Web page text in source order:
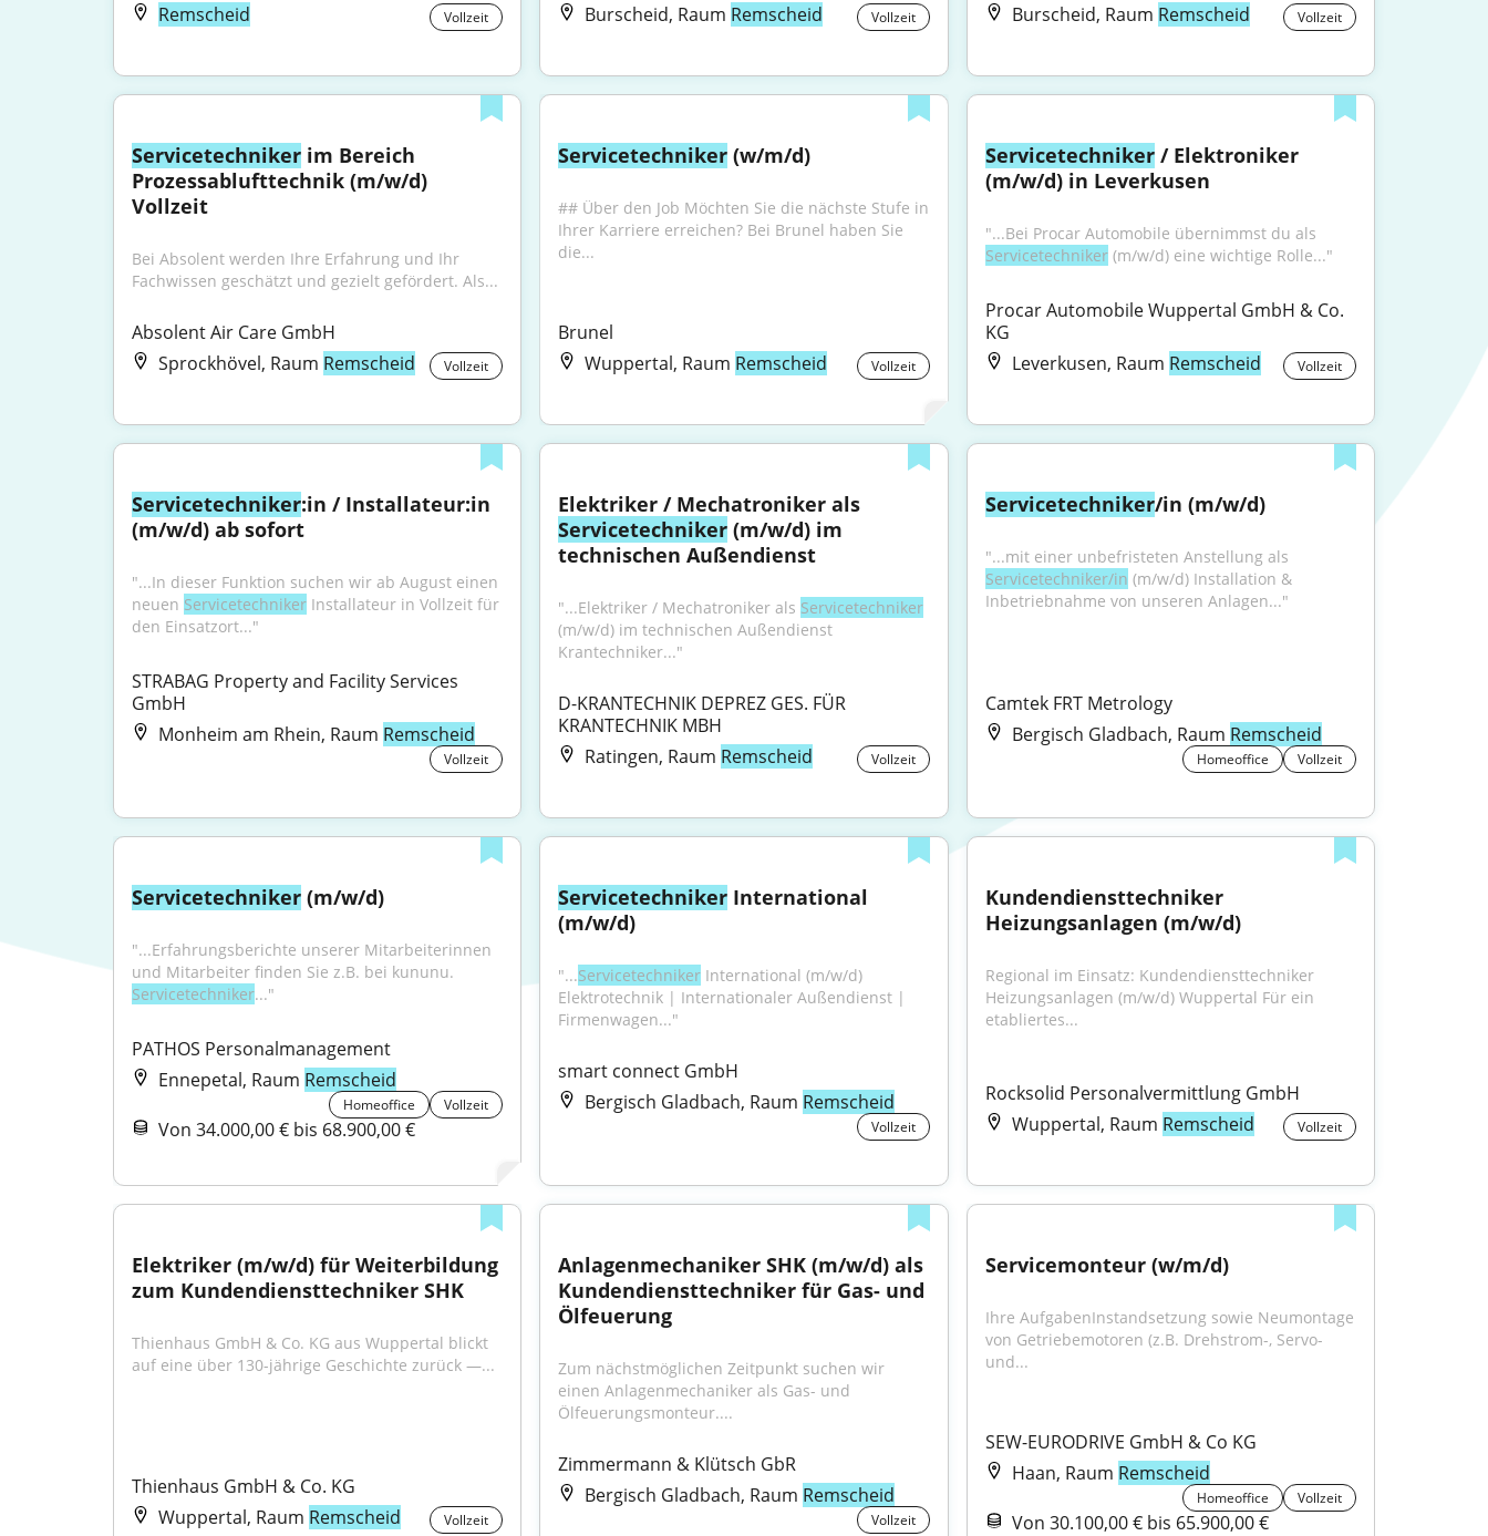
Remscheid
Vollzeit
Burscheid, Raum Remscheid Vollzeit
Burscheid, Raum Remscheid Vollzeit
Servicetechniker im Bereich
Prozessablufttechnik (m/w/d)
Vollzeit
Bei Absolent werden Ihre Erfahrung und Ihr
Fach­wissen geschätzt und gezielt gefördert. Als...
Absolent Air Care GmbH
Sprockhövel, Raum Remscheid Vollzeit
Servicetechniker (w/m/d)
## Über den Job Möchten Sie die nächste Stufe in
Ihrer Karriere erreichen? Bei Brunel haben Sie
die...
Brunel
Wuppertal, Raum Remscheid Vollzeit
Servicetechniker / Elektroniker
(m/w/d) in Leverkusen
Servicetechniker (m/w/d) eine wichtige Rolle..."
Procar Automobile Wuppertal GmbH & Co.
KG
Leverkusen, Raum Remscheid Vollzeit
Servicetechniker:in / Installateur:in
(m/w/d) ab sofort
"...In dieser Funktion suchen wir ab August einen
neuen Servicetechniker Installateur in Vollzeit für
den Einsatzort..."
STRABAG Property and Facility Services
GmbH
Monheim am Rhein, Raum Remscheid
Vollzeit
Servicetechniker (m/w/d) im
technischen Außendienst
"...Elektriker / Mechatroniker als Servicetechniker
(m/w/d) im technischen Außendienst
Krantechniker..."
D-KRANTECHNIK DEPREZ GES. FÜR
KRANTECHNIK MBH
Ratingen, Raum Remscheid Vollzeit
Servicetechniker/in (m/w/d)
Servicetechniker/in (m/w/d) Installation &
Inbetriebnahme von unseren Anlagen..."
Camtek FRT Metrology
Bergisch Gladbach, Raum Remscheid
Homeoffice Vollzeit
Servicetechniker (m/w/d)
"...Erfahrungsberichte unserer Mitarbeiterinnen
Servicetechniker..."
PATHOS Personalmanagement
Ennepetal, Raum Remscheid
Homeoffice Vollzeit
Von 34.000,00 € bis 68.900,00 €
Servicetechniker International
(m/w/d)
"...Servicetechniker International (m/w/d)
Elektrotechnik | Internationaler Außendienst |
Firmenwagen..."
smart connect GmbH
Bergisch Gladbach, Raum Remscheid
Vollzeit
Kundendiensttechniker
Heizungsanlagen (m/w/d)
Regional im Einsatz: Kundendiensttechniker
Heizungsanlagen (m/w/d) Wuppertal Für ein
etabliertes...
Rocksolid Personalvermittlung GmbH
Wuppertal, Raum Remscheid Vollzeit
Elektriker (m/w/d) für Weiterbildung
zum Kundendiensttechniker SHK
Thienhaus GmbH & Co. KG aus Wuppertal blickt
auf eine über 130-jährige Geschichte zurück —...
Thienhaus GmbH & Co. KG
Wuppertal, Raum Remscheid Vollzeit
Anlagenmechaniker SHK (m/w/d) als
Kundendiensttechniker für Gas- und
Ölfeuerung
Zum nächstmöglichen Zeitpunkt suchen wir
einen Anlagenmechaniker als Gas- und
Ölfeuerungsmonteur....
Zimmermann & Klütsch GbR
Bergisch Gladbach, Raum Remscheid
Vollzeit
Servicemonteur (w/m/d)
Ihre AufgabenInstandsetzung sowie Neumontage
von Getriebemotoren (z.B. Drehstrom-, Servo-
und...
SEW-EURODRIVE GmbH & Co KG
Haan, Raum Remscheid
Homeoffice Vollzeit
Von 30.100,00 € bis 65.900,00 €